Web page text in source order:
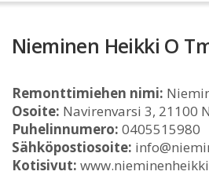
Nieminen Heikki O
Remonttimiehen nimi:
Osoite: Navirenvarsi 3, 21100
Puhelinnumero: 0405515980
Sähköpostiosoite:
Kotisivut: